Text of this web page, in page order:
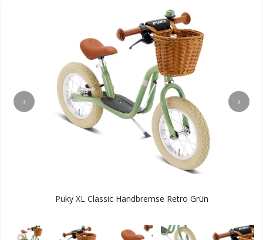
‹ ›
Puky XL Classic Handbremse Retro Grün